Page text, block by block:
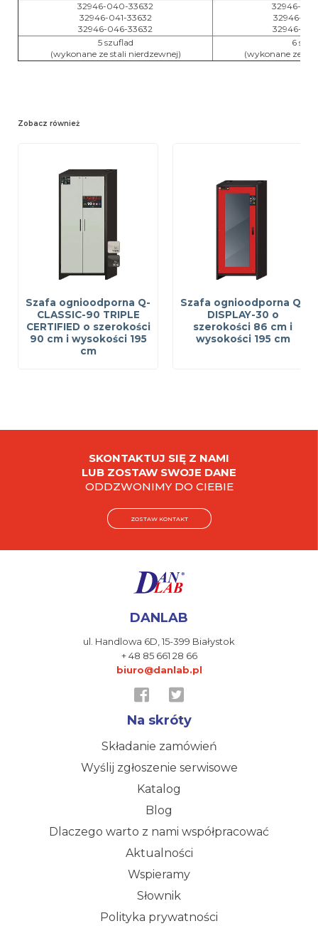
32946-040-33632
32946-041-33632
32946-046-33632
32946-
32946-
32946-
5 szuflad
(wykonane ze stali nierdzewnej)
6
(wykonane ze
Zobacz również
Szafa ognioodporna Q-
CLASSIC-90 TRIPLE
CERTIFIED o szerokości
90 cm i wysokości 195
cm
Szafa ognioodporna Q-
DISPLAY-30 o
szerokości 86 cm i
wysokości 195 cm
SKONTAKTUJ SIĘ Z NAMI
LUB ZOSTAW SWOJE DANE
ODDZWONIMY DO CIEBIE
ZOSTAW KONTAKT
DANLAB
ul. Handlowa 6D,15-399 Białystok
+ 48 85 661 28 66
biuro@danlab.pl
Na skróty
Składanie zamówień
Wyślij zgłoszenie serwisowe
Katalog
Blog
Dlaczego warto z nami współpracować
Aktualności
Wspieramy
Słownik
Polityka prywatności